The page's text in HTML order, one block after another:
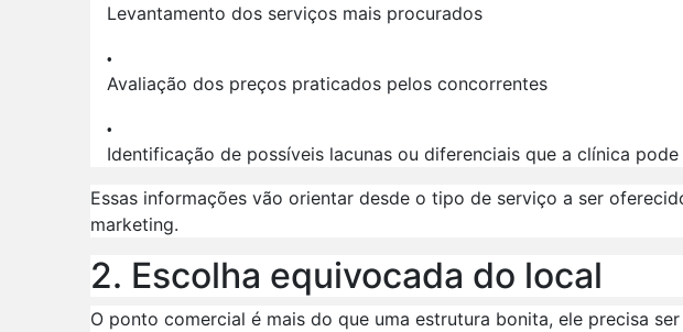
Levantamento dos serviços mais procurados
Avaliação dos preços praticados pelos concorrentes
Identificação de possíveis lacunas ou diferenciais que a clínica
Essas informações vão orientar desde o tipo de serviço a ser
marketing.
2. Escolha equivocada do local
O ponto comercial é mais do que uma estrutura bonita, ele precisa